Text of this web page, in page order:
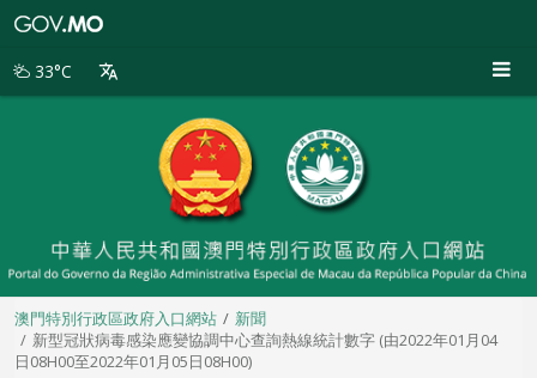
別
33°C
澳門特別行政區政府入口網站
新聞
新型冠狀病毒感染應變協調中心查詢熱線統計數字 (由2022年01月04
日08H00至2022年01月05日08H00)